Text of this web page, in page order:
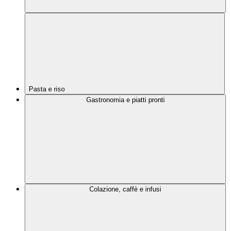
Pasta e riso
Gastronomia e piatti pronti
Colazione, caffè e infusi